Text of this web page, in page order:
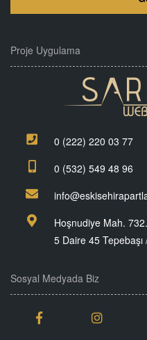
Proje Uygulama
0 (222) 220 03 77
0 (532) 549 48 96
Hoşnudiye Mah.
5 Daire 45 Tepebaşı
Sosyal Medyada Biz